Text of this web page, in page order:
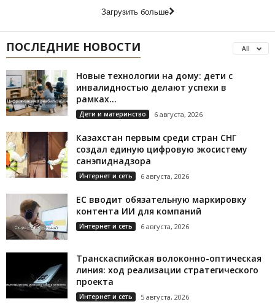
Загрузить больше
ПОСЛЕДНИЕ НОВОСТИ All
Новые технологии на дому: дети с
инвалидностью делают успехи в
рамках...
Дети и материнство 6 августа, 2026
Казахстан первым среди стран СНГ
создал единую цифровую экосистему
санэпиднадзора
Интернет и сеть 6 августа, 2026
ЕС вводит обязательную маркировку
контента ИИ для компаний
Интернет и сеть 6 августа, 2026
Транскаспийская волоконно-оптическая
линия: ход реализации стратегического
проекта
Интернет и сеть 5 августа, 2026